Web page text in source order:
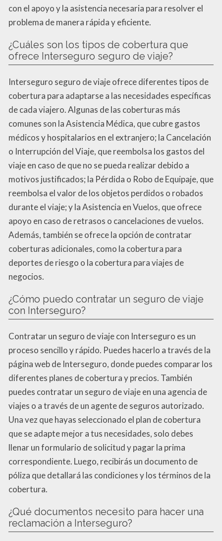
con el apoyo y la asistencia necesaria para resolver el
problema de manera rápida y eficiente.
¿Cuáles son los tipos de cobertura que
ofrece Interseguro seguro de viaje?
Interseguro seguro de viaje ofrece diferentes tipos de
cobertura para adaptarse a las necesidades específicas
de cada viajero. Algunas de las coberturas más
comunes son la Asistencia Médica, que cubre gastos
médicos y hospitalarios en el extranjero; la Cancelación
o Interrupción del Viaje, que reembolsa los gastos del
viaje en caso de que no se pueda realizar debido a
motivos justificados; la Pérdida o Robo de Equipaje, que
reembolsa el valor de los objetos perdidos o robados
durante el viaje; y la Asistencia en Vuelos, que ofrece
apoyo en caso de retrasos o cancelaciones de vuelos.
Además, también se ofrece la opción de contratar
coberturas adicionales, como la cobertura para
deportes de riesgo o la cobertura para viajes de
negocios.
¿Cómo puedo contratar un seguro de viaje
con Interseguro?
Contratar un seguro de viaje con Interseguro es un
proceso sencillo y rápido. Puedes hacerlo a través de la
página web de Interseguro, donde puedes comparar los
diferentes planes de cobertura y precios. También
puedes contratar un seguro de viaje en una agencia de
viajes o a través de un agente de seguros autorizado.
Una vez que hayas seleccionado el plan de cobertura
que se adapte mejor a tus necesidades, solo debes
llenar un formulario de solicitud y pagar la prima
correspondiente. Luego, recibirás un documento de
póliza que detallará las condiciones y los términos de la
cobertura.
¿Qué documentos necesito para hacer una
reclamación a Interseguro?